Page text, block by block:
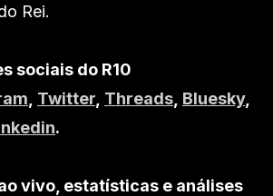
Rei.
sociais do R10
Twitter Threads Bluesky,
.
vivo, estatísticas e análises